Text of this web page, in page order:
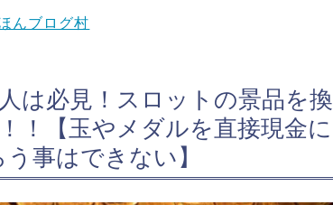
んブログ村
は必見！スロットの景品を換
！【玉やメダルを直接現金に
事はできない】